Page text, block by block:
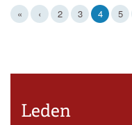
« ‹ 2 3 4(current)
5
Leden